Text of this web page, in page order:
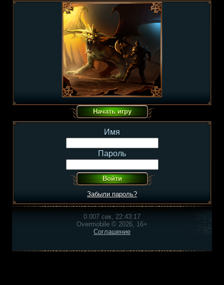
Имя
Пароль
Забыли пароль?
0.007 сек, 22:43:17
Overmobile © 2026, 16+
Соглашение